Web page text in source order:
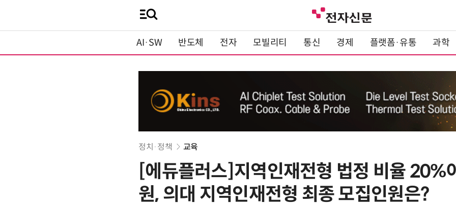
AI·SW 반도체 전자 모빌리티 통신 경제 플랫폼·유통 과학
정치·정책 교육
[에듀플러스]지역인재전형 법정 비율 20%
원, 의대 지역인재전형 최종 모집인원은?